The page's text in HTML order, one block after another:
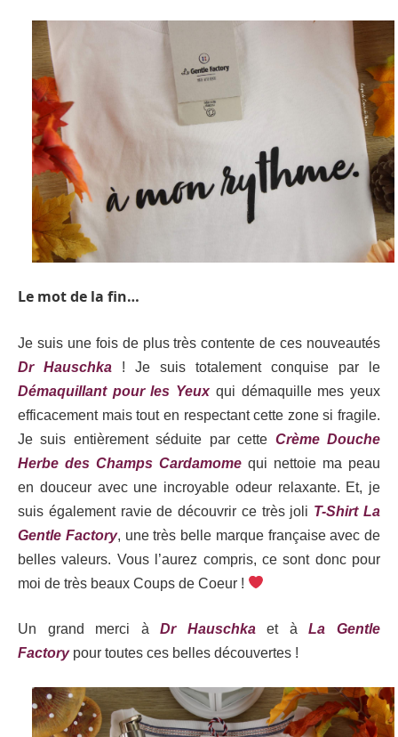
Le mot de la fin…
Je suis une fois de plus très contente de ces nouveautés
Dr Hauschka ! Je suis totalement conquise par le
Démaquillant pour les Yeuxqui démaquille mes yeux
efficacement mais tout en respectant cette zone si fragile.
Je suis entièrement séduite par cette Crème Douche
Herbe des Champs Cardamome qui nettoie ma peau
en douceur avec une incroyable odeur relaxante. Et, je
suis également ravie de découvrir ce très joli T-Shirt La
Gentle Factory, une très belle marque française avec de
belles valeurs. Vous l’aurez compris, ce sont donc pour
moi de très beaux Coups de Coeur !
Un grand merci àDr Hauschkaet àLa Gentle
Factorypour toutes ces belles découvertes !